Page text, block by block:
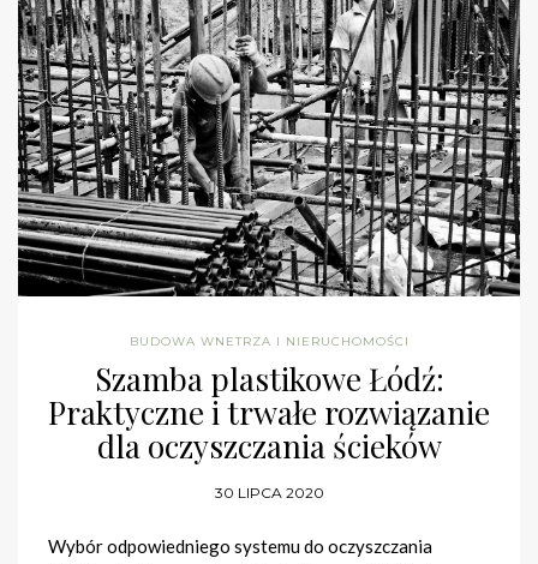
BUDOWA WNETRZA I NIERUCHOMOŚCI
Szamba plastikowe Łódź:
Praktyczne i trwałe rozwiązanie
dla oczyszczania ścieków
30 LIPCA 2020
Wybór odpowiedniego systemu do oczyszczania